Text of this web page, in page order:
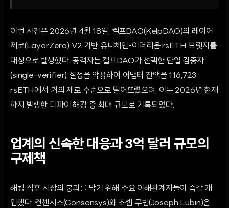
이번 사건은 2026년 4월 18일, 켈프DAO(KelpDAO)의 레이어
제로(LayerZero) V2 기반 유니체인-이더리움 rsETH 브릿지를
대상으로 발생했다. 공격자는 켈프DAO가 선택한 단일 검증자
(single-verifier) 설정을 악용하여 어댑터 잔액을 116,723
rsETH에서 거의 제로 수준으로 떨어뜨렸으며, 이는 2026년 현재
까지 발생한 디파이 해킹 중 최대 규모로 기록되었다.
업계의 신속한 대응과 3억 달러 규모의
구제책
해킹 직후 시장의 붕괴를 막기 위해 주요 이해관계자들이 즉각 개
입했다. 컨센시스(Consensys)와 조셉 루빈(Joseph Lubin)은